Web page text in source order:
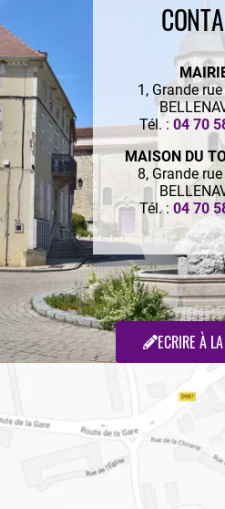
1, Grande
Tél. : 04 70
MAISON DU
8, Grande
Tél. : 04 70
ECRIRE À